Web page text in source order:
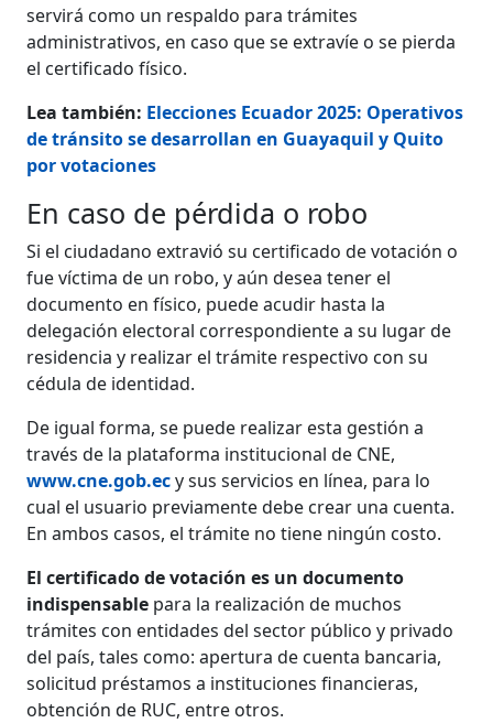
servirá como un respaldo para trámites
administrativos, en caso que se extravíe o se pierda
el certificado físico.
Lea también: Elecciones Ecuador 2025: Operativos
de tránsito se desarrollan en Guayaquil y Quito
por votaciones
En caso de pérdida o robo
Si el ciudadano extravió su certificado de votación o
fue víctima de un robo, y aún desea tener el
documento en físico, puede acudir hasta la
delegación electoral correspondiente a su lugar de
residencia y realizar el trámite respectivo con su
cédula de identidad.
De igual forma, se puede realizar esta gestión a
través de la plataforma institucional de CNE,
www.cne.gob.ecy sus servicios en línea, para lo
cual el usuario previamente debe crear una cuenta.
En ambos casos, el trámite no tiene ningún costo.
El certificado de votación es un documento
indispensable para la realización de muchos
trámites con entidades del sector público y privado
del país, tales como: apertura de cuenta bancaria,
solicitud préstamos a instituciones financieras,
obtención de RUC, entre otros.